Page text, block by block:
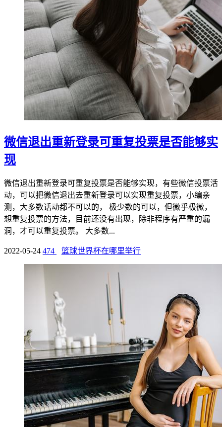
微信退出重新登录可重复投票是否能够实
现
微信退出重新登录可重复投票是否能够实现，有些微信投票活
动，可以把微信退出去重新登录可以实现重复投票，小编亲
测，大多数话动都不可以的， 极少数的可以，但微乎极微，
想重复投票的方法，目前还没有出现，除非程序有严重的漏
洞，才可以重复投票。 大多数...
2022-05-24 474 篮球世界杯在哪里举行